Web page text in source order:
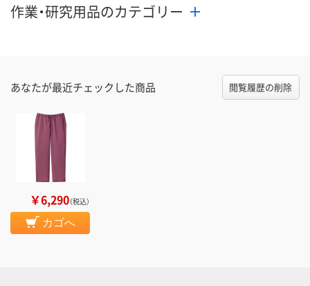
作業・研究用品のカテゴリー
あなたが最近チェックした商品 閲覧履歴の削除
￥6,290（税込）
カゴへ